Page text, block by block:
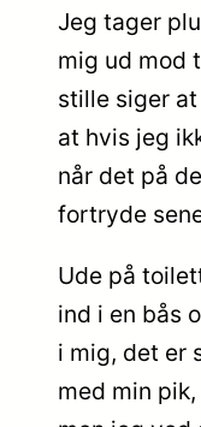
Jeg tager
mig ud mod
stille siger
at hvis jeg
når det på
fortryde
Ude på
ind i en bås
i mig, det er
med min